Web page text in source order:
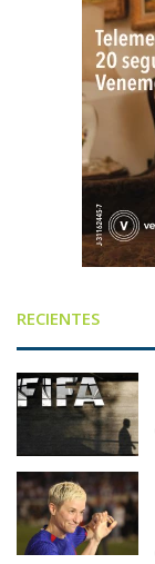
RECIENTES